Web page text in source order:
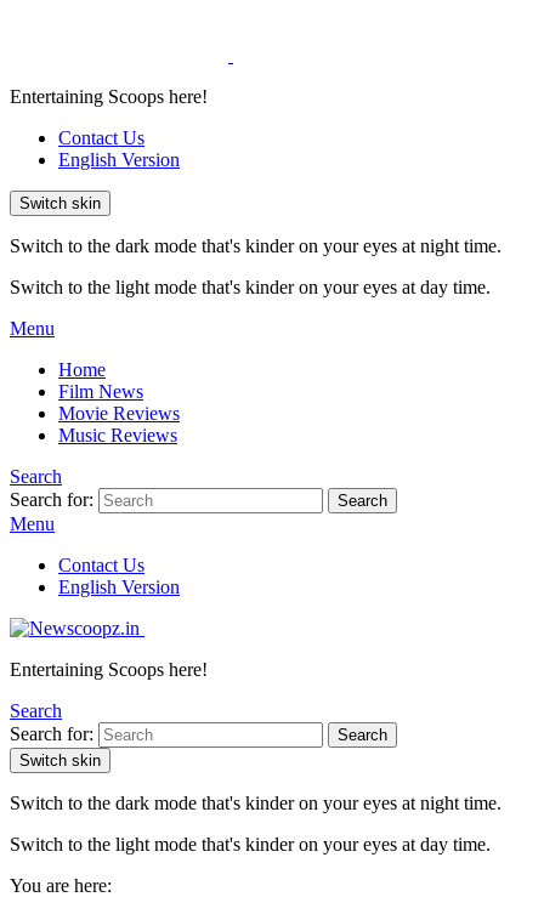
Entertaining Scoops here!
Contact Us
English Version
Switch skin
Switch to the dark mode that's kinder on your eyes at night time.
Switch to the light mode that's kinder on your eyes at day time.
Menu
Home
Film News
Movie Reviews
Music Reviews
Search
Search for:
Search
Menu
Contact Us
English Version
Entertaining Scoops here!
Search
Search for:
Search
Switch skin
Switch to the dark mode that's kinder on your eyes at night time.
Switch to the light mode that's kinder on your eyes at day time.
You are here: